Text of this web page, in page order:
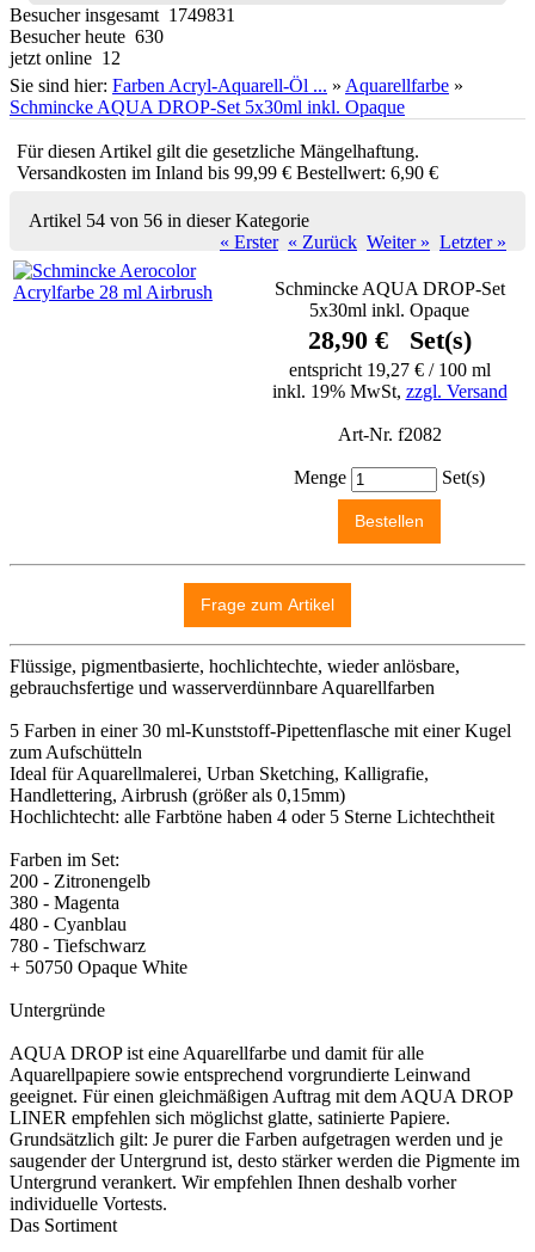
Besucher insgesamt 1749831
Besucher heute 630
jetzt online 12
Sie sind hier: Farben Acryl-Aquarell-Öl ... » Aquarellfarbe »
Schmincke AQUA DROP-Set 5x30ml inkl. Opaque
Für diesen Artikel gilt die gesetzliche Mängelhaftung.
Versandkosten im Inland bis 99,99 € Bestellwert: 6,90 €
Artikel 54 von 56 in dieser Kategorie
« Erster « Zurück Weiter » Letzter »
Schmincke AQUA DROP-Set
5x30ml inkl. Opaque
28,90 € Set(s)
entspricht 19,27 € / 100 ml
inkl. 19% MwSt, zzgl. Versand
Art-Nr. f2082
Menge Set(s)
Flüssige, pigmentbasierte, hochlichtechte, wieder anlösbare,
gebrauchsfertige und wasserverdünnbare Aquarellfarben
5 Farben in einer 30 ml-Kunststoff-Pipettenflasche mit einer Kugel
zum Aufschütteln
Ideal für Aquarellmalerei, Urban Sketching, Kalligrafie,
Handlettering, Airbrush (größer als 0,15mm)
Hochlichtecht: alle Farbtöne haben 4 oder 5 Sterne Lichtechtheit
Farben im Set:
200 - Zitronengelb
380 - Magenta
480 - Cyanblau
780 - Tiefschwarz
+ 50750 Opaque White
Untergründe
AQUA DROP ist eine Aquarellfarbe und damit für alle
Aquarellpapiere sowie entsprechend vorgrundierte Leinwand
geeignet. Für einen gleichmäßigen Auftrag mit dem AQUA DROP
LINER empfehlen sich möglichst glatte, satinierte Papiere.
Grundsätzlich gilt: Je purer die Farben aufgetragen werden und je
saugender der Untergrund ist, desto stärker werden die Pigmente im
Untergrund verankert. Wir empfehlen Ihnen deshalb vorher
individuelle Vortests.
Das Sortiment